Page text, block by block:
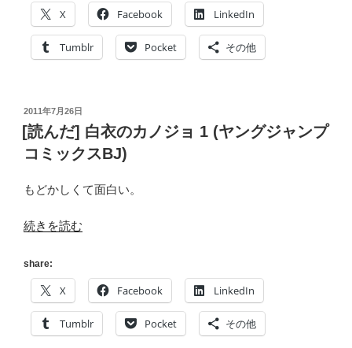
ー
タ
2017
月
に
読
だ
[ま
め]”
X Facebook LinkedIn
Tumblr Pocket その他
投
稿
日:
2011年7月26日
[読んだ] 白衣のカノジョ 1 (ヤングジャンプ
コミックスBJ)
もどかしくて面白い。
“[読
だ]
白
衣
カ
続きを読む
share:
X Facebook LinkedIn
Tumblr Pocket その他